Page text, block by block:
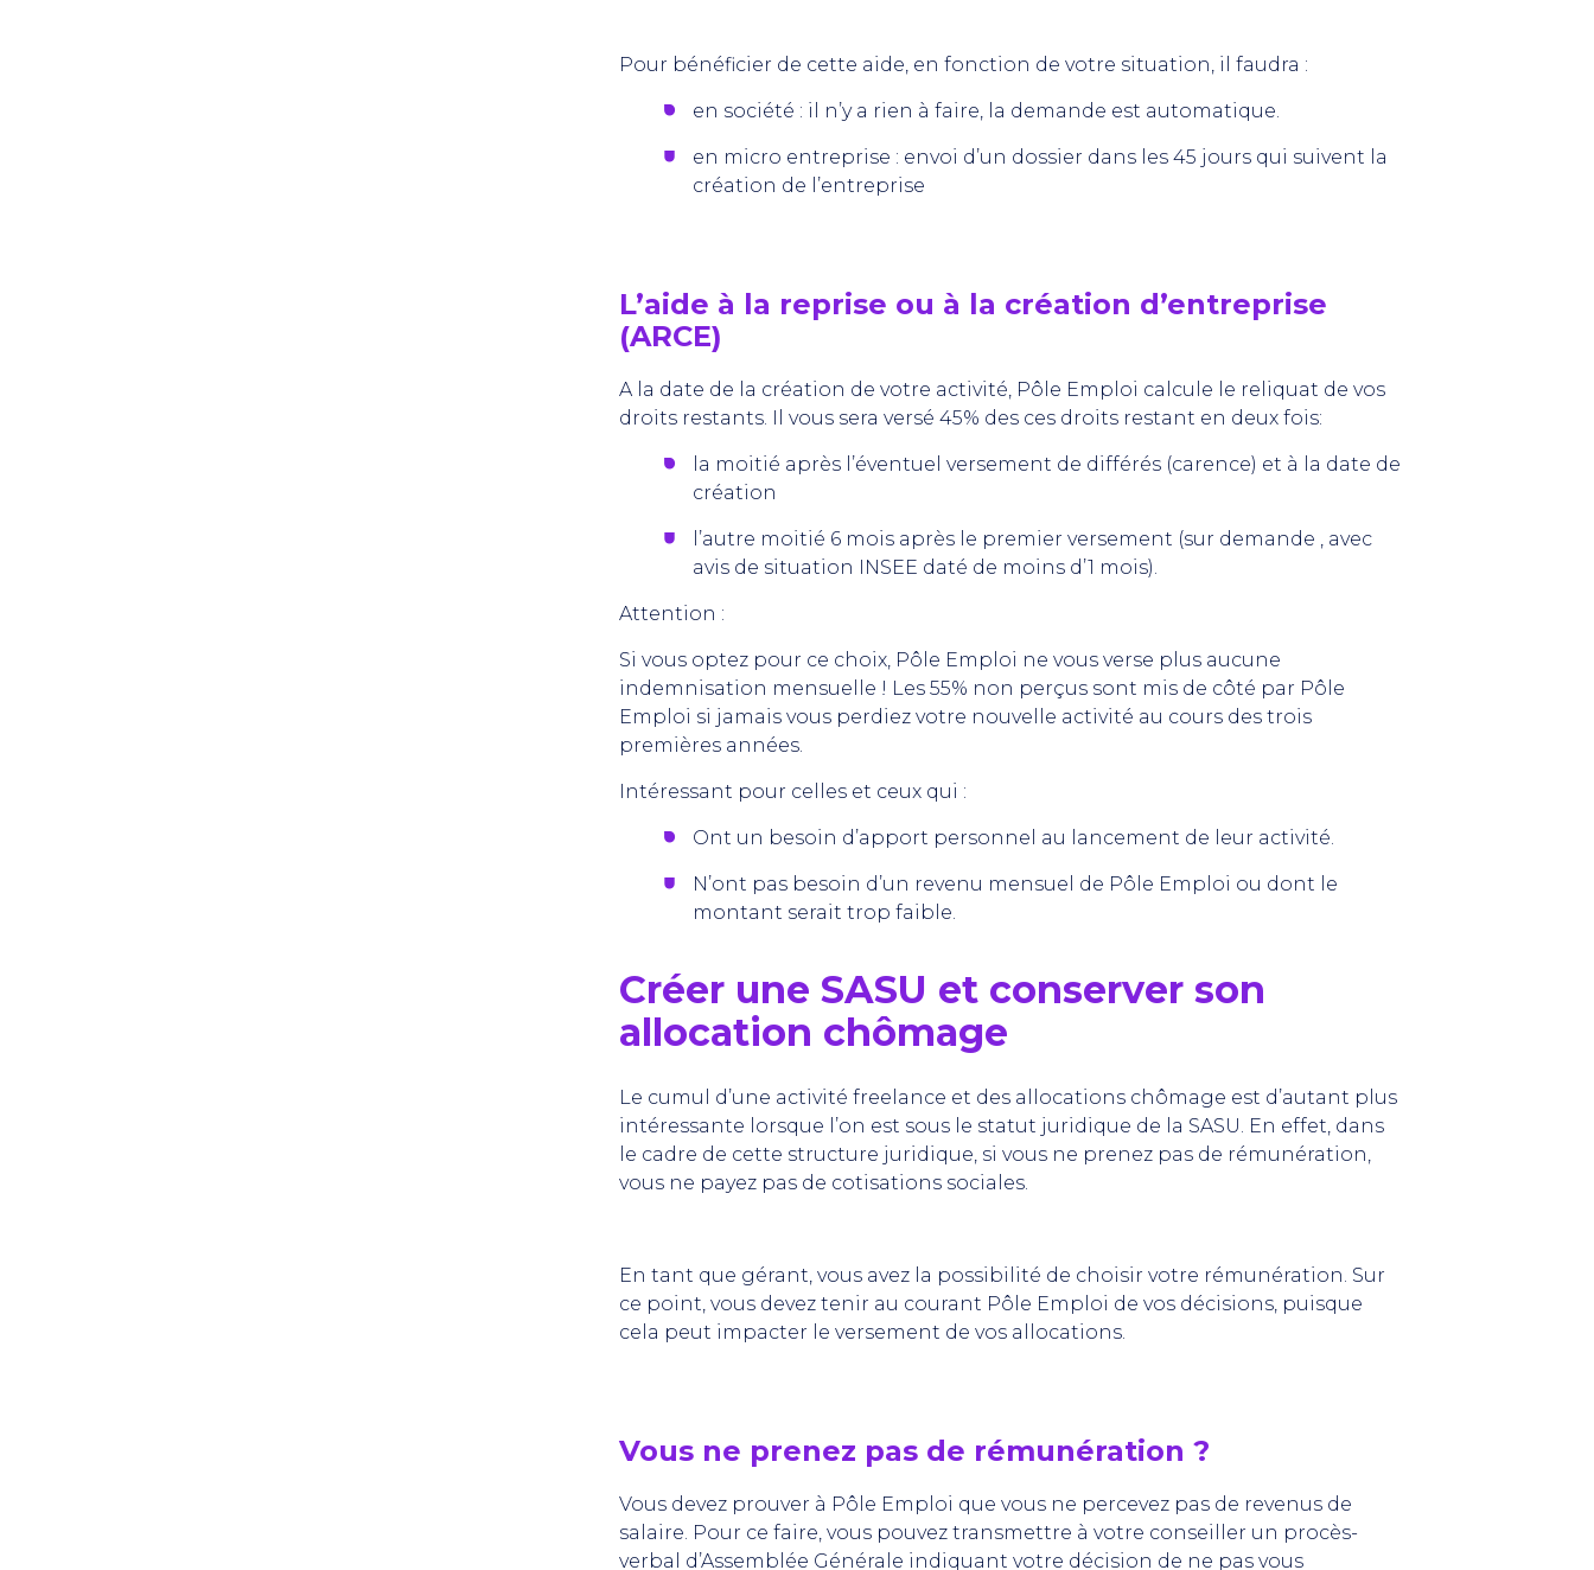
Pour bénéficier de cette aide, en fonction de votre situation, il faudra :
en société : il n’y a rien à faire, la demande est automatique.
en micro entreprise : envoi d’un dossier dans les 45 jours qui suivent la
création de l’entreprise
L’aide à la reprise ou à la création d’entreprise
(ARCE)
A la date de la création de votre activité, Pôle Emploi calcule le reliquat de vos
droits restants. Il vous sera versé 45% des ces droits restant en deux fois:
la moitié après l’éventuel versement de différés (carence) et à la date de
création
l’autre moitié 6 mois après le premier versement (sur demande , avec
avis de situation INSEE daté de moins d’1 mois).
Attention :
Si vous optez pour ce choix, Pôle Emploi ne vous verse plus aucune
indemnisation mensuelle ! Les 55% non perçus sont mis de côté par Pôle
Emploi si jamais vous perdiez votre nouvelle activité au cours des trois
premières années.
Intéressant pour celles et ceux qui :
Ont un besoin d’apport personnel au lancement de leur activité.
N’ont pas besoin d’un revenu mensuel de Pôle Emploi ou dont le
montant serait trop faible.
Créer une SASU et conserver son
allocation chômage
Le cumul d’une activité freelance et des allocations chômage est d’autant plus
intéressante lorsque l’on est sous le statut juridique de la SASU. En effet, dans
le cadre de cette structure juridique, si vous ne prenez pas de rémunération,
vous ne payez pas de cotisations sociales.
En tant que gérant, vous avez la possibilité de choisir votre rémunération. Sur
ce point, vous devez tenir au courant Pôle Emploi de vos décisions, puisque
cela peut impacter le versement de vos allocations.
Vous ne prenez pas de rémunération ?
Vous devez prouver à Pôle Emploi que vous ne percevez pas de revenus de
salaire. Pour ce faire, vous pouvez transmettre à votre conseiller un procès-
verbal d’Assemblée Générale indiquant votre décision de ne pas vous